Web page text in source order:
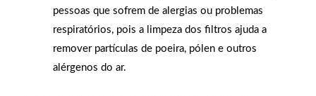
pessoas que sofrem de alergias ou problemas
respiratórios, pois a limpeza dos filtros ajuda a
remover partículas de poeira, pólen e outros
alérgenos do ar.